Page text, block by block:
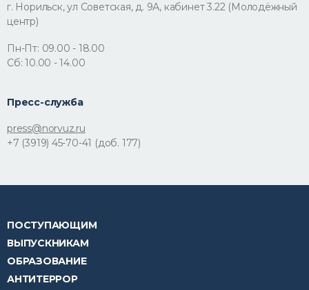
г. Норильск, ул Советская, д. 9А, кабинет 3.22 (Молодёжный
центр)
Пн-Пт: 09.00 - 18.00
Сб: 10.00 - 14.00
Пресс-служба
press@norvuz.ru
+7 (3919) 45-70-41 (доб. 177)
ПОСТУПАЮЩИМ
ВЫПУСКНИКАМ
ОБРАЗОВАНИЕ
АНТИТЕРРОР